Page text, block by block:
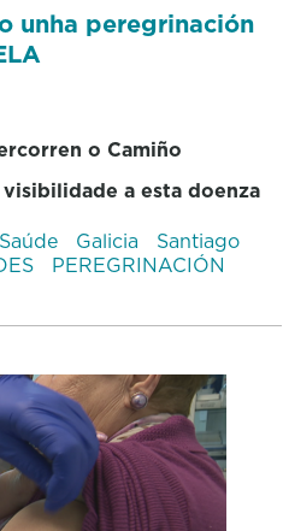
unha peregrinación
o Camiño
a esta doenza
Saúde Galicia
Santiago
PEREGRINACIÓN